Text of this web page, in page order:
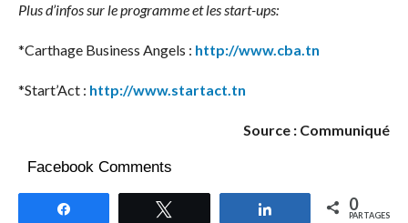
Plus d’infos sur le programme et les start-ups:
*Carthage Business Angels : http://www.cba.tn
*Start’Act : http://www.startact.tn
Source : Communiqué
Facebook Comments
Partagez 0
PARTAGES